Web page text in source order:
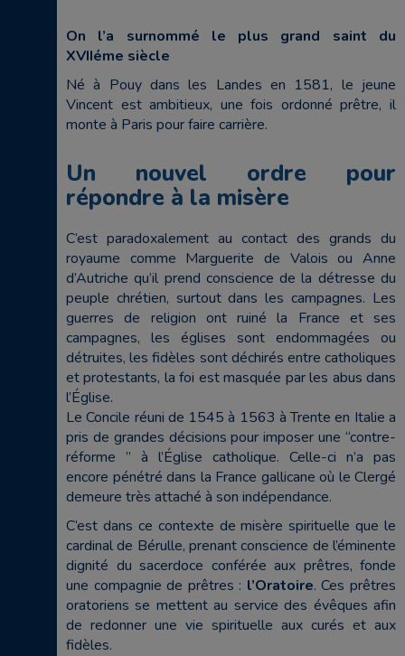
On l’a surnommé le plus grand saint du
XVIIéme siècle
Né à Pouy dans les Landes en 1581, le jeune
Vincent est ambitieux, une fois ordonné prêtre, il
monte à Paris pour faire carrière.
Un nouvel ordre pour
répondre à la misère
C’est paradoxalement au contact des grands du
royaume comme Marguerite de Valois ou Anne
d’Autriche qu’il prend conscience de la détresse du
peuple chrétien, surtout dans les campagnes. Les
guerres de religion ont ruiné la France et ses
campagnes, les églises sont endommagées ou
détruites, les fidèles sont déchirés entre catholiques
et protestants, la foi est masquée par les abus dans
l’Église.
Le Concile réuni de 1545 à 1563 à Trente en Italie a
pris de grandes décisions pour imposer une “contre-
réforme ” à l’Église catholique. Celle-ci n’a pas
encore pénétré dans la France gallicane où le Clergé
demeure très attaché à son indépendance.
C’est dans ce contexte de misère spirituelle que le
cardinal de Bérulle, prenant conscience de l’éminente
dignité du sacerdoce conférée aux prêtres, fonde
une compagnie de prêtres : l’Oratoire. Ces prêtres
oratoriens se mettent au service des évêques afin
de redonner une vie spirituelle aux curés et aux
fidèles.